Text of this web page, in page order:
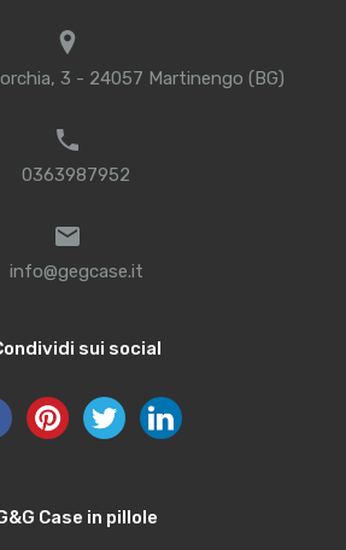
3 - 24057 Martinengo (BG)
0363987952
info@gegcase.it
sui social
Case in pillole